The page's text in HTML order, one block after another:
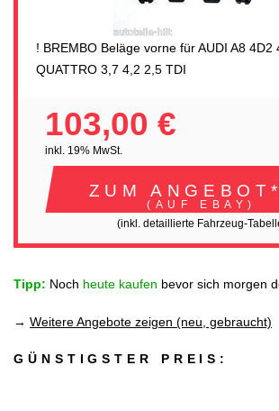
! BREMBO Beläge vorne für AUDI A8 4D2
QUATTRO 3,7 4,2 2,5 TDI
103,00 €
inkl. 19% MwSt.
ZUM
(AUF EBAY)
(inkl. detaillierte Fahrzeug-
Tipp: Noch heute kaufen bevor sich morgen
→ Weitere Angebote zeigen (neu, gebraucht)
GÜNSTIGSTER PREIS: